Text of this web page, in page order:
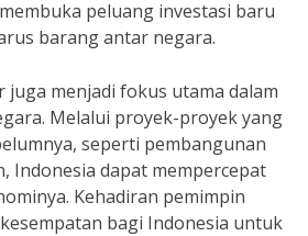
peluang investasi baru
barang antar negara.
menjadi fokus utama dalam
Melalui proyek-proyek yang
seperti pembangunan
Indonesia dapat mempercepat
Kehadiran pemimpin
bagi Indonesia untuk